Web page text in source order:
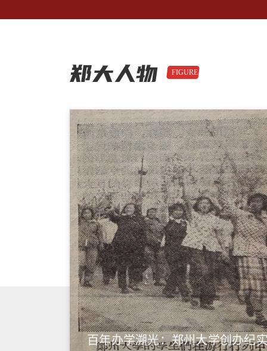
郑大人物 FIGURE
百年办学溯光：郑州大学创办纪